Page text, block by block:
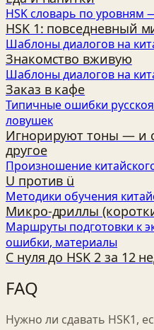
HSK словарь по уровням
HSK 1: повседневный
Шаблоны диалогов на
Знакомство вживую
Шаблоны диалогов на
Заказ в кафе
Типичные ошибки
ловушек
Игнорируют тоны — и
другое
Произношение
U против ü
Методики обучения
Микро‑дриллы
Маршруты подготовки к
ошибки, материалы
С нуля до HSK 2 за 12
FAQ
Нужно ли сдавать HSK1,